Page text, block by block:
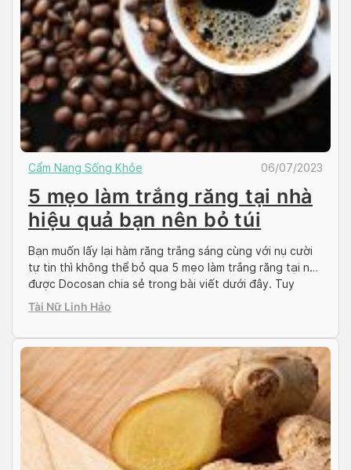
Cẩm Nang Sống Khỏe 06/07/2023
5 mẹo làm trắng răng tại nhà
hiệu quả bạn nên bỏ túi
Bạn muốn lấy lại hàm răng trắng sáng cùng với nụ cười
tự tin thì không thể bỏ qua 5 mẹo làm trắng răng tại nhà
được Docosan chia sẻ trong bài viết dưới đây. Tuy
nhiên, xuyên suốt quá trình áp dụng bạn cần lưu ý một
Tài Nữ Linh Hảo